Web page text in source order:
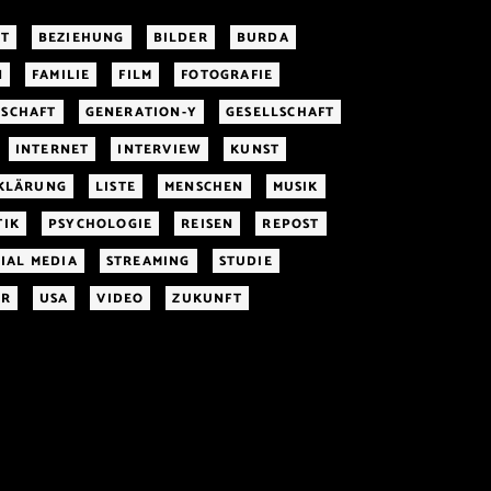
BEZIEHUNG BILDER
BURDA
FAMILIE FILM
FOTOGRAFIE
GENERATION-Y
GESELLSCHAFT
INTERNET
INTERVIEW
KUNST
LISTE MENSCHEN
MUSIK
PSYCHOLOGIE REISEN
REPOST
MEDIA
STREAMING
STUDIE
USA VIDEO ZUKUNFT